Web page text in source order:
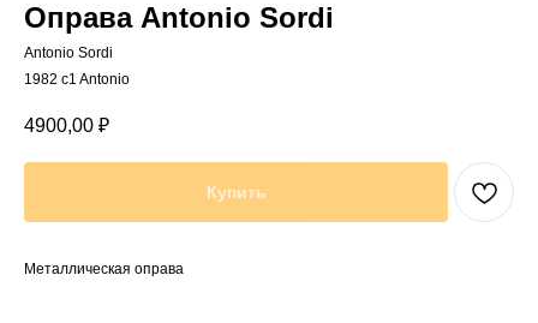
Оправа Antonio Sordi
Antonio Sordi
1982 c1 Antonio
4900,00 ₽
Купить
Металлическая оправа